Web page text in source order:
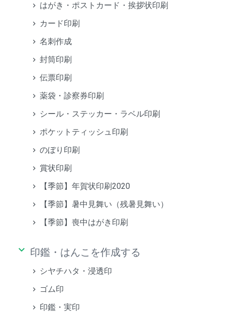
はがき・ポストカード・挨拶状印刷
カード印刷
名刺作成
封筒印刷
伝票印刷
薬袋・診察券印刷
シール・ステッカー・ラベル印刷
ポケットティッシュ印刷
のぼり印刷
賞状印刷
【季節】年賀状印刷2020
【季節】暑中見舞い（残暑見舞い）
【季節】喪中はがき印刷
keyboard_arrow_down 印鑑・はんこを作成する
シヤチハタ・浸透印
ゴム印
印鑑・実印